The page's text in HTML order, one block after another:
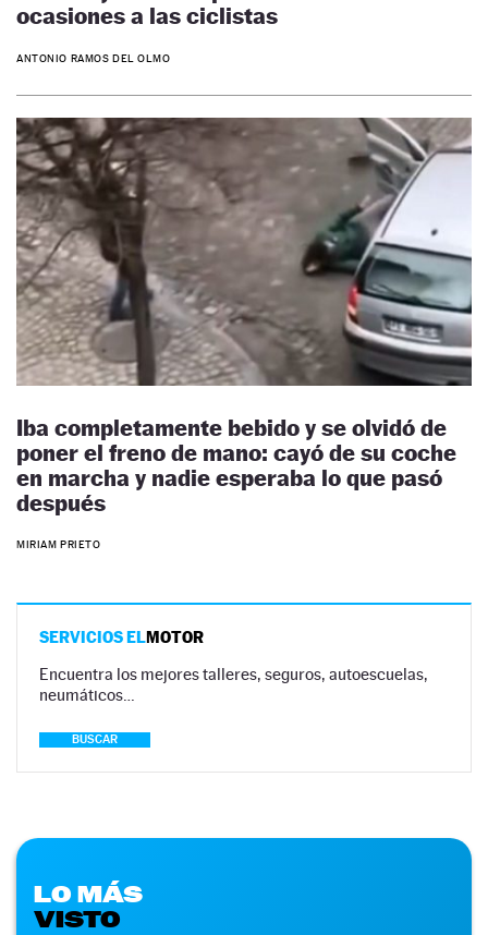
ocasiones a las ciclistas
ANTONIO RAMOS DEL OLMO
Iba completamente bebido y se olvidó de
poner el freno de mano: cayó de su coche
en marcha y nadie esperaba lo que pasó
después
MIRIAM PRIETO
SERVICIOS ELMOTOR
Encuentra los mejores talleres, seguros, autoescuelas,
neumáticos…
BUSCAR
LO MÁS
VISTO